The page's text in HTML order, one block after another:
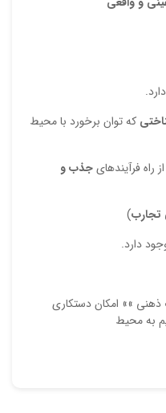
که توان برخورد با محیط
راه فرآیندهایجذب و
تجارب)
دارد.
ذهنی »» امکان دستکاری
به محیط